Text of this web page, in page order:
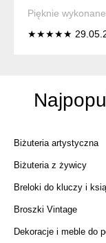
Pięknie
★★★★★
Biżuteria artystyczna
Biżuteria z żywicy
Breloki do kluczy i
Broszki Vintage
Dekoracje i meble do